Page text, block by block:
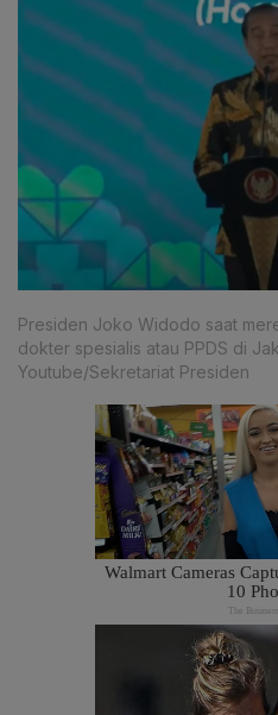
Presiden Joko Widodo saat
dokter spesialis atau PPDS di
Youtube/Sekretariat Presiden